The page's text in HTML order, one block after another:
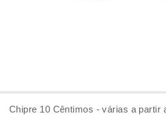
Chipre 10 Cêntimos - várias a partir